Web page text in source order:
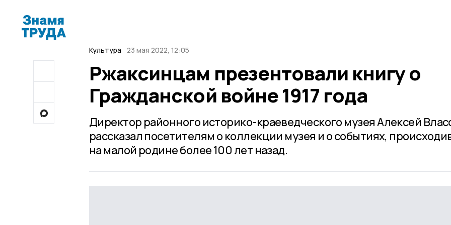
Культура 23 мая 2022, 12:05
Ржаксинцам презентовали книгу о
Гражданской войне 1917 года
Директор районного историко-краеведческого музея Алексей
рассказал посетителям о коллекции музея и о событиях,
на малой родине более 100 лет назад.